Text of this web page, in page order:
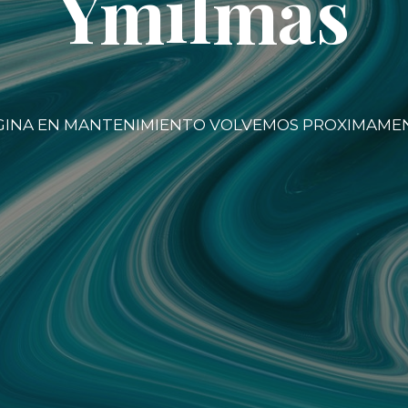
EN MANTENIMIENTO VOLVEMOS